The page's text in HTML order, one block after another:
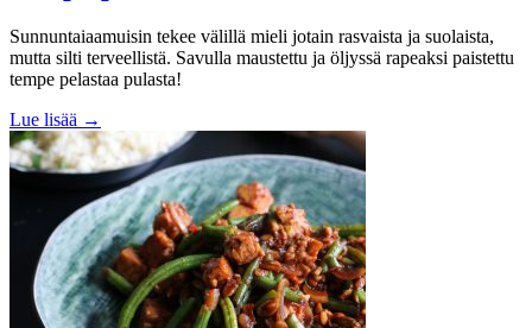
Sunnuntaiaamuisin tekee välillä mieli jotain rasvaista ja suolaista,
mutta silti terveellistä. Savulla maustettu ja öljyssä rapeaksi paistettu
tempe pelastaa pulasta!
Lue lisää →